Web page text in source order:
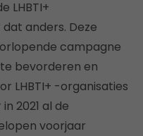
LHBTI+
anders. Deze
campagne
bevorderen en
LHBTI+ -organisaties
2021 al de
voorjaar